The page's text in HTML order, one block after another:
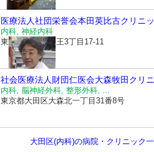
医療法人社団栄誉会本田英比古クリニ
内科, 神経内科
東京都大田区 山王3丁目17-11
社会医療法人財団仁医会大森牧田クリ
内科, 脳神経外科, 整形外科, ...
東京都大田区大森北一丁目31番8号
大田区(内科)の病院・クリニック